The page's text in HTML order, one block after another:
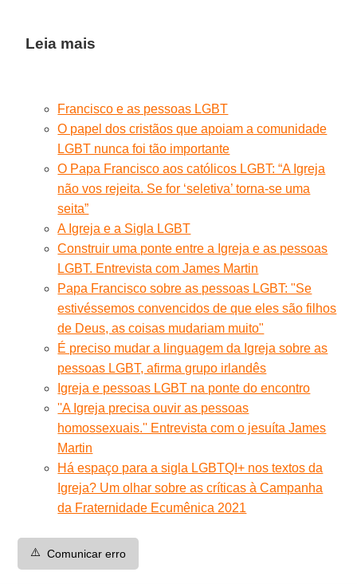
Leia mais
Francisco e as pessoas LGBT
O papel dos cristãos que apoiam a comunidade
LGBT nunca foi tão importante
O Papa Francisco aos católicos LGBT: “A Igreja
não vos rejeita. Se for ‘seletiva’ torna-se uma
seita”
A Igreja e a Sigla LGBT
Construir uma ponte entre a Igreja e as pessoas
LGBT. Entrevista com James Martin
Papa Francisco sobre as pessoas LGBT: "Se
estivéssemos convencidos de que eles são filhos
de Deus, as coisas mudariam muito"
É preciso mudar a linguagem da Igreja sobre as
pessoas LGBT, afirma grupo irlandês
Igreja e pessoas LGBT na ponte do encontro
''A Igreja precisa ouvir as pessoas
homossexuais.'' Entrevista com o jesuíta James
Martin
Há espaço para a sigla LGBTQI+ nos textos da
Igreja? Um olhar sobre as críticas à Campanha
da Fraternidade Ecumênica 2021
⚠️ Comunicar erro